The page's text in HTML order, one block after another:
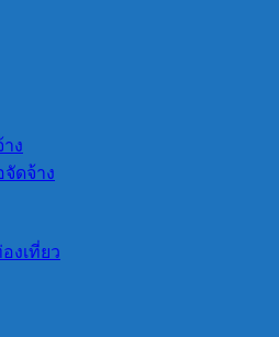
ง
ดจ้าง
งเที่ยว
นาเด็กเล็กบ้านสบป่อง